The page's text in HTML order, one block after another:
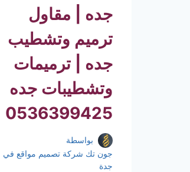
جده | مقاول
ترميم وتشطيب
جده | ترميمات
وتشطيبات جده
0536399425
بواسطة
جون تك شركة تصميم مواقع في
جدة